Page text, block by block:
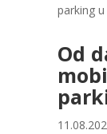
parking
Od